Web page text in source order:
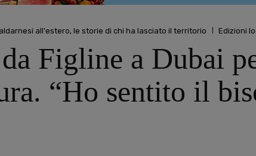
all'estero, le storie di chi ha lasciato il territorio Edizioni
Figline a Dubai
“Ho sentito il